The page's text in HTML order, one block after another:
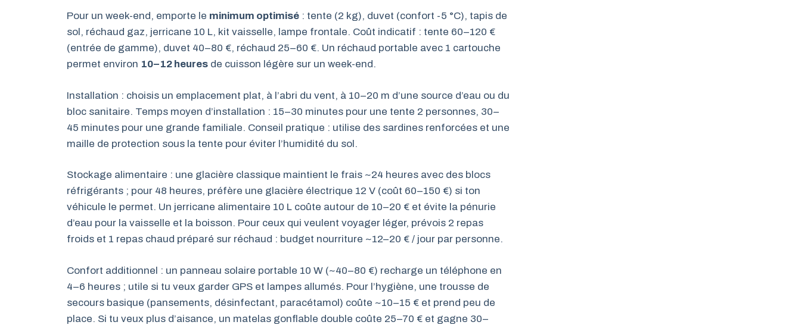
Pour un week-end, emporte le minimum optimisé : tente (2 kg), duvet (confort -5 °C), tapis de
sol, réchaud gaz, jerricane 10 L, kit vaisselle, lampe frontale. Coût indicatif : tente 60–120 €
(entrée de gamme), duvet 40–80 €, réchaud 25–60 €. Un réchaud portable avec 1 cartouche
permet environ 10–12 heures de cuisson légère sur un week-end.
Installation : choisis un emplacement plat, à l’abri du vent, à 10–20 m d’une source d’eau ou du
bloc sanitaire. Temps moyen d’installation : 15–30 minutes pour une tente 2 personnes, 30–
45 minutes pour une grande familiale. Conseil pratique : utilise des sardines renforcées et une
maille de protection sous la tente pour éviter l’humidité du sol.
Stockage alimentaire : une glacière classique maintient le frais ~24 heures avec des blocs
réfrigérants ; pour 48 heures, préfère une glacière électrique 12 V (coût 60–150 €) si ton
véhicule le permet. Un jerricane alimentaire 10 L coûte autour de 10–20 € et évite la pénurie
d’eau pour la vaisselle et la boisson. Pour ceux qui veulent voyager léger, prévois 2 repas
froids et 1 repas chaud préparé sur réchaud : budget nourriture ~12–20 € / jour par personne.
Confort additionnel : un panneau solaire portable 10 W (~40–80 €) recharge un téléphone en
4–6 heures ; utile si tu veux garder GPS et lampes allumés. Pour l’hygiène, une trousse de
secours basique (pansements, désinfectant, paracétamol) coûte ~10–15 € et prend peu de
place. Si tu veux plus d’aisance, un matelas gonflable double coûte 25–70 € et gagne 30–